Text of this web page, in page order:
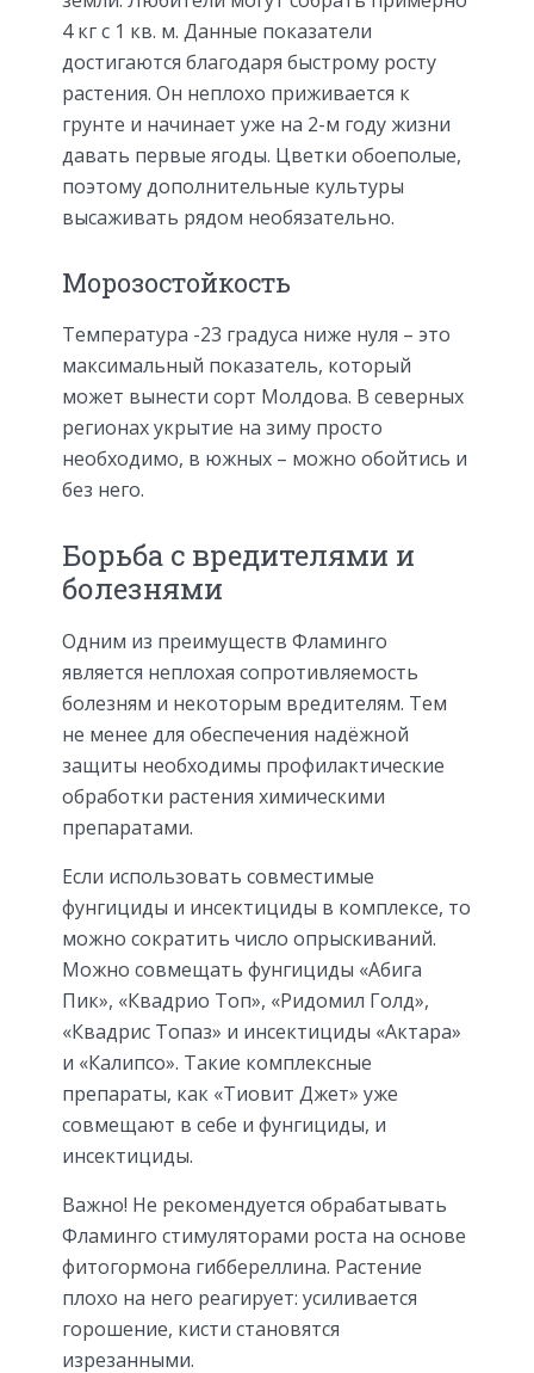
4 кг с 1 кв. м. Данные показатели
достигаются благодаря быстрому росту
растения. Он неплохо приживается к
грунте и начинает уже на 2-м году жизни
давать первые ягоды. Цветки обоеполые,
поэтому дополнительные культуры
высаживать рядом необязательно.
Морозостойкость
Температура -23 градуса ниже нуля – это
максимальный показатель, который
может вынести сорт Молдова. В северных
регионах укрытие на зиму просто
необходимо, в южных – можно обойтись и
без него.
Борьба с вредителями и
болезнями
Одним из преимуществ Фламинго
является неплохая сопротивляемость
болезням и некоторым вредителям. Тем
не менее для обеспечения надёжной
защиты необходимы профилактические
обработки растения химическими
препаратами.
Если использовать совместимые
фунгициды и инсектициды в комплексе, то
можно сократить число опрыскиваний.
Можно совмещать фунгициды «Абига
Пик», «Квадрио Топ», «Ридомил Голд»,
«Квадрис Топаз» и инсектициды «Актара»
и «Калипсо». Такие комплексные
препараты, как «Тиовит Джет» уже
совмещают в себе и фунгициды, и
инсектициды.
Важно! Не рекомендуется обрабатывать
Фламинго стимуляторами роста на основе
фитогормона гиббереллина. Растение
плохо на него реагирует: усиливается
горошение, кисти становятся
изрезанными.